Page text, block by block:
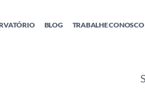
BLOG TRABALHE CONOSCO